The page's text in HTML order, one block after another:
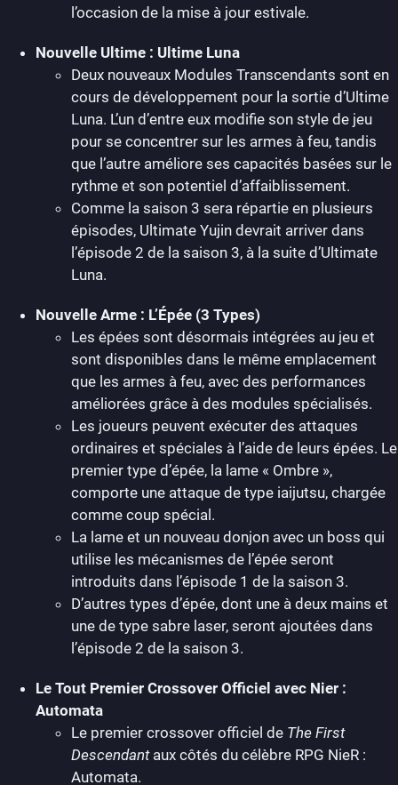
l’occasion de la mise à jour estivale.
Nouvelle Ultime : Ultime Luna
Deux nouveaux Modules Transcendants sont en
cours de développement pour la sortie d’Ultime
Luna. L’un d’entre eux modifie son style de jeu
pour se concentrer sur les armes à feu, tandis
que l’autre améliore ses capacités basées sur le
rythme et son potentiel d’affaiblissement.
Comme la saison 3 sera répartie en plusieurs
épisodes, Ultimate Yujin devrait arriver dans
l’épisode 2 de la saison 3, à la suite d’Ultimate
Luna.
Nouvelle Arme : L’Épée (3 Types)
Les épées sont désormais intégrées au jeu et
sont disponibles dans le même emplacement
que les armes à feu, avec des performances
améliorées grâce à des modules spécialisés.
Les joueurs peuvent exécuter des attaques
ordinaires et spéciales à l’aide de leurs épées. Le
premier type d’épée, la lame « Ombre »,
comporte une attaque de type iaijutsu, chargée
comme coup spécial.
La lame et un nouveau donjon avec un boss qui
utilise les mécanismes de l’épée seront
introduits dans l’épisode 1 de la saison 3.
D’autres types d’épée, dont une à deux mains et
une de type sabre laser, seront ajoutées dans
l’épisode 2 de la saison 3.
Le Tout Premier Crossover Officiel avec Nier :
Automata
Le premier crossover officiel de The First
Descendantaux côtés du célèbre RPG NieR :
Automata.